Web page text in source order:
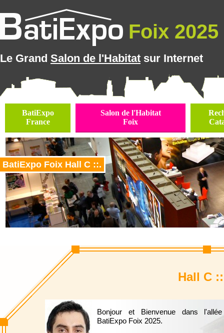
Foix
Le Grand Salon de l'Habitat sur Internet
BatiExpo
France
Salon de l'Habitat
Foix
BatiExpo Foix Hall C ::.
Hall C
Bonjour et Bienvenue dans
BatiExpo Foix 2025.